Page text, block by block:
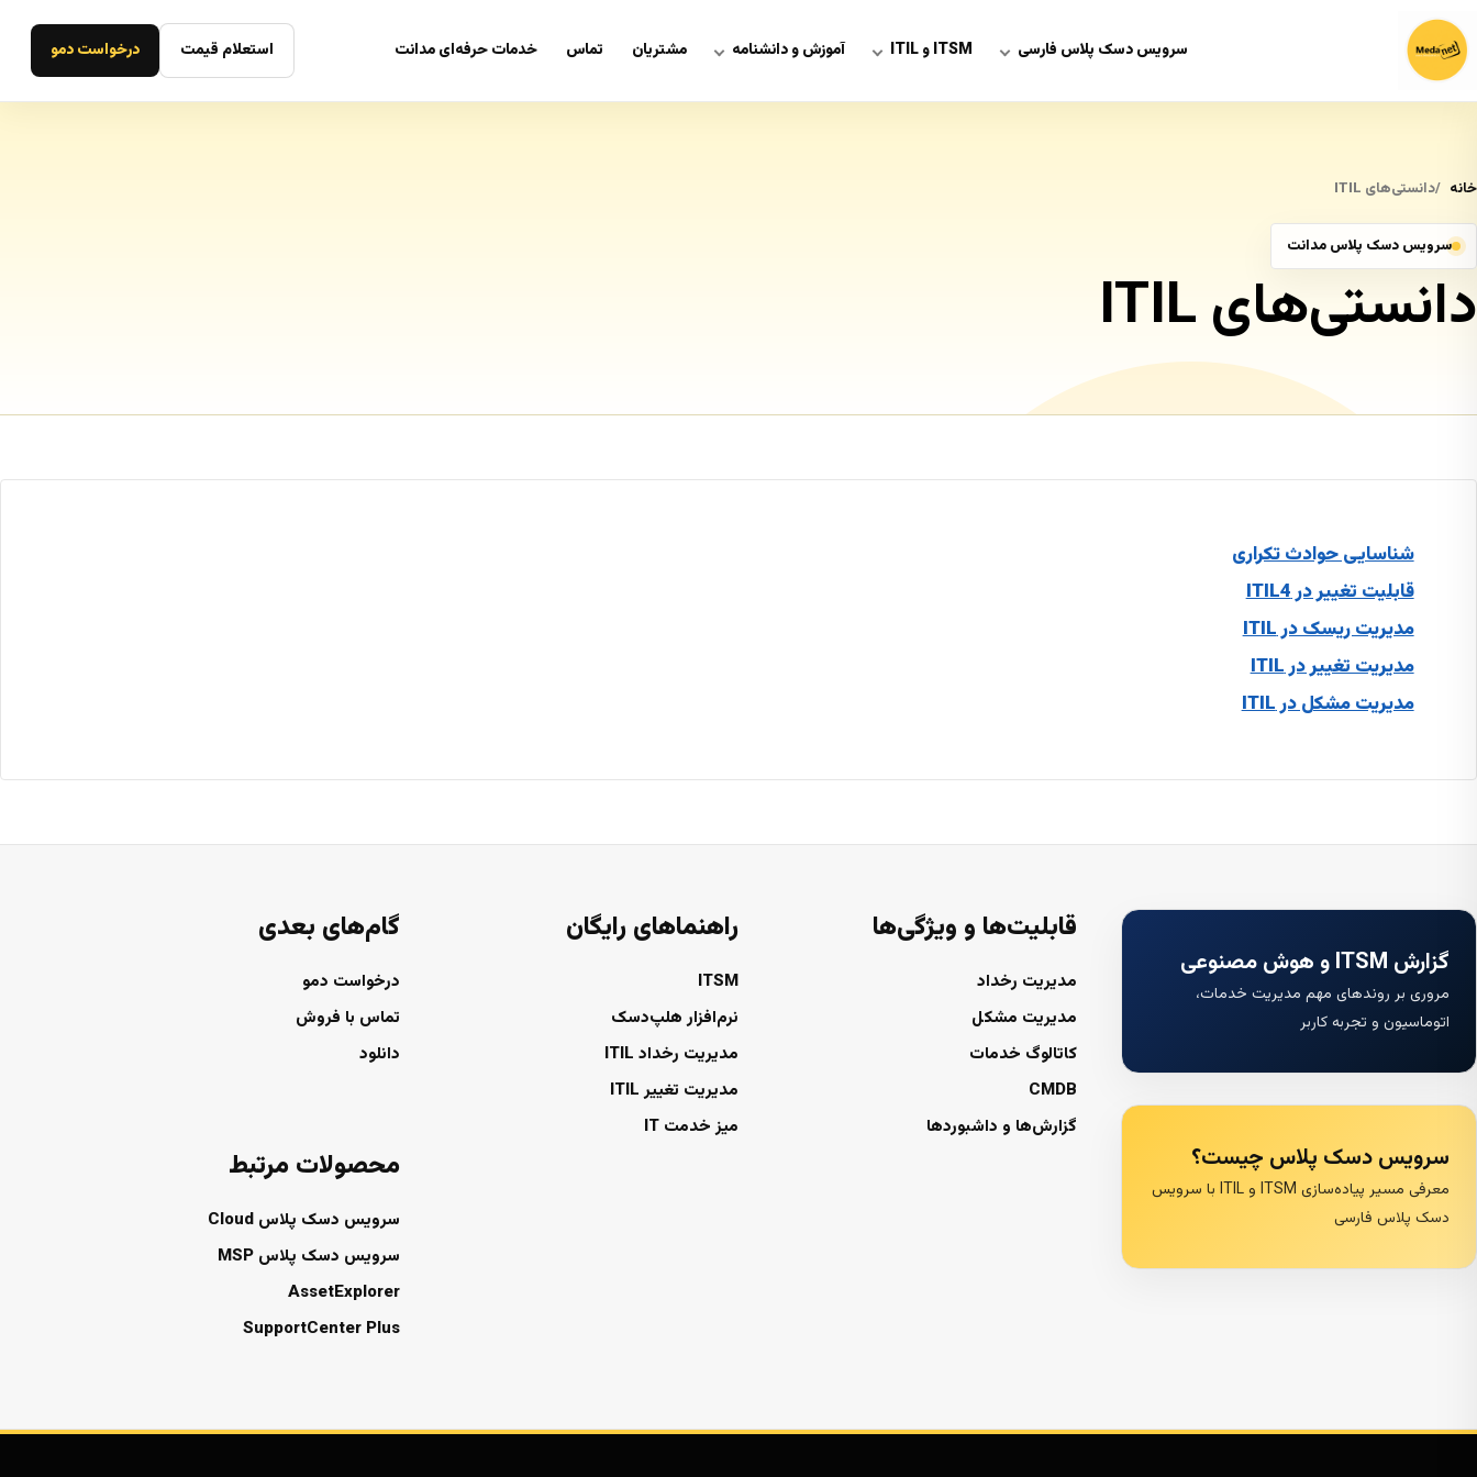
سرویس دسک پلاس فارسی ITSM و ITIL آموزش و دانشنامه مشتریان تماس خدمات حرفه‌ای مدانت استعلام قیمت درخواست دمو
خانه دانستی‌های ITIL
سرویس دسک پلاس مدانت
دانستی‌های ITIL
شناسایی حوادث تکراری
قابلیت تغییر در ITIL4
مدیریت ریسک در ITIL
مدیریت تغییر در ITIL
مدیریت مشکل در ITIL
گزارش ITSM و هوش مصنوعی
مروری بر روندهای مهم مدیریت خدمات،
اتوماسیون و تجربه کاربر
سرویس دسک پلاس چیست؟
معرفی مسیر پیاده‌سازی ITSM و ITIL با سرویس
دسک پلاس فارسی
قابلیت‌ها و ویژگی‌ها
مدیریت رخداد
مدیریت مشکل
کاتالوگ خدمات
CMDB
گزارش‌ها و داشبوردها
راهنماهای رایگان
ITSM
نرم‌افزار هلپ‌دسک
مدیریت رخداد ITIL
مدیریت تغییر ITIL
میز خدمت IT
گام‌های بعدی
درخواست دمو
تماس با فروش
دانلود
محصولات مرتبط
سرویس دسک پلاس Cloud
سرویس دسک پلاس MSP
AssetExplorer
SupportCenter Plus